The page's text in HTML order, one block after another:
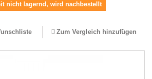
nicht lagernd, wird nachbestellt
Zum Vergleich hinzufügen